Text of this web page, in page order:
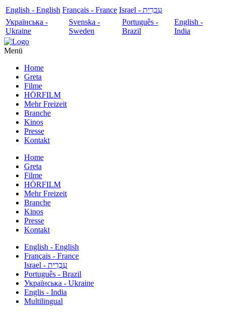
English - English Français - France
עִבְרִית - Israel
Українська -
Ukraine
Svenska -
Sweden
Português -
Brazil
English -
India
Menü
Home
Greta
Filme
HÖRFILM
Mehr Freizeit
Branche
Kinos
Presse
Kontakt
Home
Greta
Filme
HÖRFILM
Mehr Freizeit
Branche
Kinos
Presse
Kontakt
English - English
Français - France
עִבְרִית - Israel
Português - Brazil
Українська - Ukraine
Englis - India
Multilingual